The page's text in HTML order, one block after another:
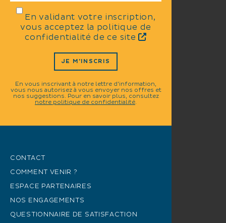
En validant votre inscription,
vous acceptez la politique de
confidentialité de ce site
JE M'INSCRIS
En vous inscrivant à notre lettre d'information,
vous nous autorisez à vous envoyer nos offres et
nos suggestions. Pour en savoir plus, consultez
notre politique de confidentialité.
CONTACT
COMMENT VENIR ?
ESPACE PARTENAIRES
NOS ENGAGEMENTS
QUESTIONNAIRE DE SATISFACTION